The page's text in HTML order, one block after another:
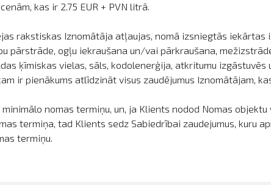
kas ir 2.75 EUR + PVN litrā.
rakstiskas Iznomātāja atļaujas, nomā izsniegtās
pārstrāde, ogļu iekraušana un/vai pārkraušana,
ķīmiskas vielas, sāls, kodolenerģija, atkritumu
ir pienākums atlīdzināt visus zaudējumus Iznomātājam,
nomas termiņu, un, ja Klients nodod Nomas
termiņa, tad Klients sedz Sabiedrībai zaudejumus, kuru
termiņu.